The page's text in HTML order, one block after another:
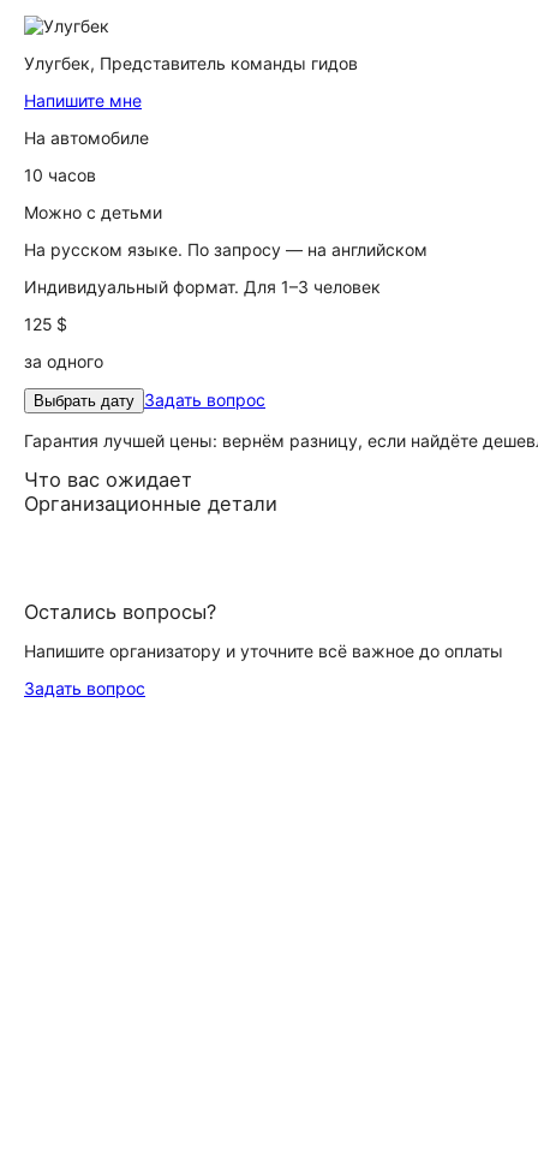
Улугбек, Представитель команды гидов
Напишите мне
На автомобиле
10 часов
Можно с детьми
На русском языке. По запросу — на английском
Индивидуальный формат. Для 1–3 человек
125 $
за одного
Выбрать дату Задать вопрос
Гарантия лучшей цены: вернём разницу, если найдёте
Что вас ожидает
Организационные детали
Остались вопросы?
Напишите организатору и уточните всё важное до оплаты
Задать вопрос